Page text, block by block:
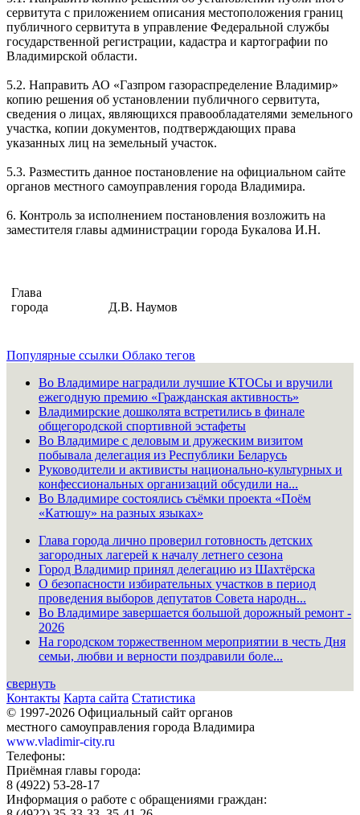
сервитута c приложением описания местоположения границ
публичного сервитута в управление Федеральной службы
государственной регистрации, кадастра и картографии по
Владимирской области.
5.2. Направить АО «Газпром газораспределение Владимир»
копию решения об установлении публичного сервитута,
сведения о лицах, являющихся правообладателями земельного
участка, копии документов, подтверждающих права
указанных лиц на земельный участок.
5.3. Разместить данное постановление на официальном сайте
органов местного самоуправления города Владимира.
6. Контроль за исполнением постановления возложить на
заместителя главы администрации города Букалова И.Н.
Глава
города
Д.В. Наумов
Популярные ссылки Облако тегов
Во Владимире наградили лучшие КТОСы и вручили
ежегодную премию «Гражданская активность»
Владимирские дошколята встретились в финале
общегородской спортивной эстафеты
Во Владимире с деловым и дружеским визитом
побывала делегация из Республики Беларусь
Руководители и активисты национально-культурных и
конфессиональных организаций обсудили на...
Во Владимире состоялись съёмки проекта «Поём
«Катюшу» на разных языках»
Глава города лично проверил готовность детских
загородных лагерей к началу летнего сезона
Город Владимир принял делегацию из Шахтёрска
О безопасности избирательных участков в период
проведения выборов депутатов Совета народн...
Во Владимире завершается большой дорожный ремонт -
2026
На городском торжественном мероприятии в честь Дня
семьи, любви и верности поздравили боле...
свернуть
Контакты Карта сайта Статистика
© 1997-2026 Официальный сайт органов
местного самоуправления города Владимира
www.vladimir-city.ru
Телефоны:
Приёмная главы города:
8 (4922) 53-28-17
Информация о работе с обращениями граждан: